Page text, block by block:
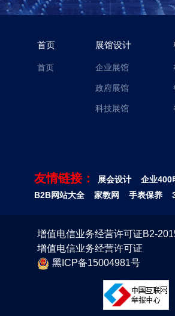
首页
首页
展馆设计
企业展馆
政府展馆
科技展馆
友情链接： 展会设计 企业400
B2B网站大全
家教网 手表保养
增值电信业务经营许可证B2-
增值电信业务经营许可证
黑ICP备15004981号